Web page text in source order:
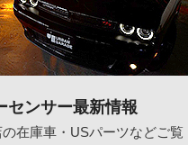
センサー最新情報
の在庫車・USパーツなどご覧